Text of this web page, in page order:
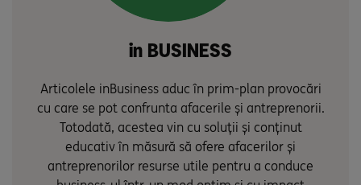
in BUSINESS
Articolele inBusiness aduc în prim-plan provocări
cu care se pot confrunta afacerile și antreprenorii.
Totodată, acestea vin cu soluții și conținut
educativ în măsură să ofere afacerilor și
antreprenorilor resurse utile pentru a conduce